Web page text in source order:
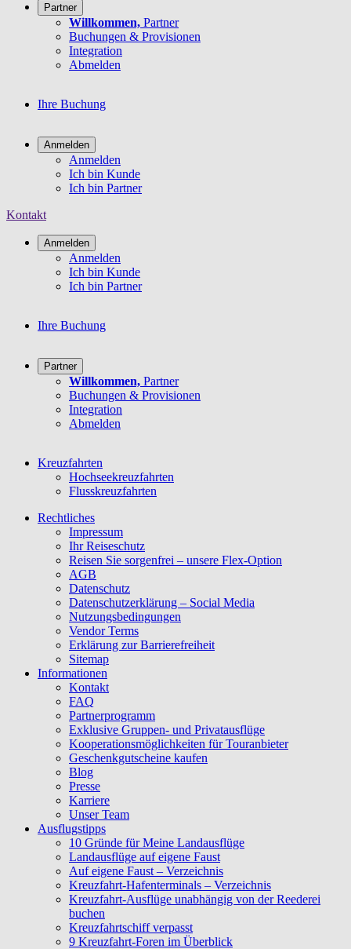
Partner
Willkommen, Partner
Buchungen & Provisionen
Integration
Abmelden
Ihre Buchung
Anmelden
Anmelden
Ich bin Kunde
Ich bin Partner
Kontakt
Anmelden
Anmelden
Ich bin Kunde
Ich bin Partner
Ihre Buchung
Partner
Willkommen, Partner
Buchungen & Provisionen
Integration
Abmelden
Kreuzfahrten
Hochseekreuzfahrten
Flusskreuzfahrten
Rechtliches
Impressum
Ihr Reiseschutz
Reisen Sie sorgenfrei – unsere Flex-Option
AGB
Datenschutz
Datenschutzerklärung – Social Media
Nutzungsbedingungen
Vendor Terms
Erklärung zur Barrierefreiheit
Sitemap
Informationen
Kontakt
FAQ
Partnerprogramm
Exklusive Gruppen- und Privatausflüge
Kooperationsmöglichkeiten für Touranbieter
Geschenkgutscheine kaufen
Blog
Presse
Karriere
Unser Team
Ausflugstipps
10 Gründe für Meine Landausflüge
Landausflüge auf eigene Faust
Auf eigene Faust – Verzeichnis
Kreuzfahrt-Hafenterminals – Verzeichnis
Kreuzfahrt-Ausflüge unabhängig von der Reederei
buchen
Kreuzfahrtschiff verpasst
9 Kreuzfahrt-Foren im Überblick